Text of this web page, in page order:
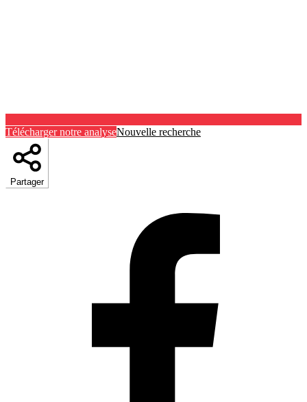
Télécharger notre analyseNouvelle recherche
Partager